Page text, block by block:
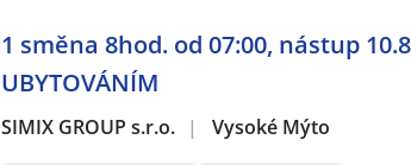
1 směna 8hod. od 07:00, nástup
UBYTOVÁNÍM
SIMIX GROUP s.r.o. | Vysoké Mýto